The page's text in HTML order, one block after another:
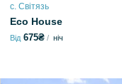
с. Світязь
Eco House
Від 675₴ ніч